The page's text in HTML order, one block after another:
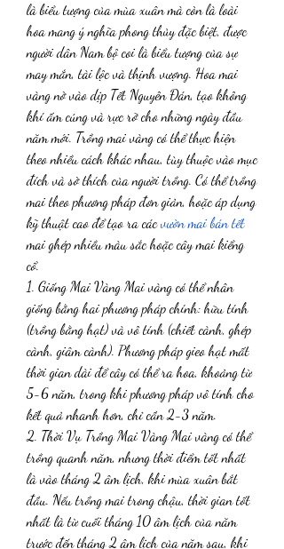
là biểu tượng của mùa xuân mà còn là loài
hoa mang ý nghĩa phong thủy đặc biệt, được
người dân Nam bộ coi là biểu tượng của sự
may mắn, tài lộc và thịnh vượng. Hoa mai
vàng nở vào dịp Tết Nguyên Đán, tạo không
khí ấm cúng và rực rỡ cho những ngày đầu
năm mới. Trồng mai vàng có thể thực hiện
theo nhiều cách khác nhau, tùy thuộc vào mục
đích và sở thích của người trồng. Có thể trồng
mai theo phương pháp đơn giản, hoặc áp dụng
kỹ thuật cao để tạo ra các vườn mai bán tết
mai ghép nhiều màu sắc hoặc cây mai kiểng
cổ.
1. Giống Mai Vàng Mai vàng có thể nhân
giống bằng hai phương pháp chính: hữu tính
(trồng bằng hạt) và vô tính (chiết cành, ghép
cành, giâm cành). Phương pháp gieo hạt mất
thời gian dài để cây có thể ra hoa, khoảng từ
5-6 năm, trong khi phương pháp vô tính cho
kết quả nhanh hơn, chỉ cần 2-3 năm.
2. Thời Vụ Trồng Mai Vàng Mai vàng có thể
trồng quanh năm, nhưng thời điểm tốt nhất
là vào tháng 2 âm lịch, khi mùa xuân bắt
đầu. Nếu trồng mai trong chậu, thời gian tốt
nhất là từ cuối tháng 10 âm lịch của năm
trước đến tháng 2 âm lịch của năm sau, khi